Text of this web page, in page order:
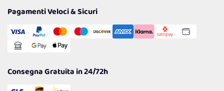
Cookie Policy
Gestisci Cookie
Reso Facile e Veloce
Pagamenti Veloci & Sicuri
Consegna Gratuita in 24/72h